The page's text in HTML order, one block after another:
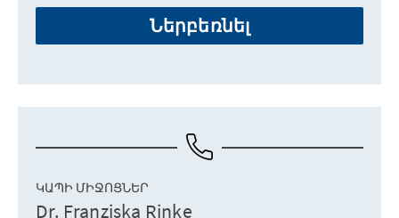
Ներբեռնել
ԿԱՊԻ ՄԻՋՈՑՆԵՐ
Dr. Franziska Rinke